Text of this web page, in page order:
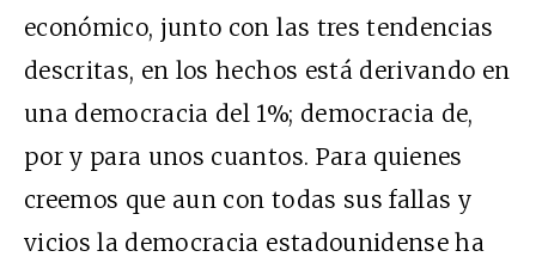
económico, junto con las tres tendencias
descritas, en los hechos está derivando en
una democracia del 1%; democracia de,
por y para unos cuantos. Para quienes
creemos que aun con todas sus fallas y
vicios la democracia estadounidense ha